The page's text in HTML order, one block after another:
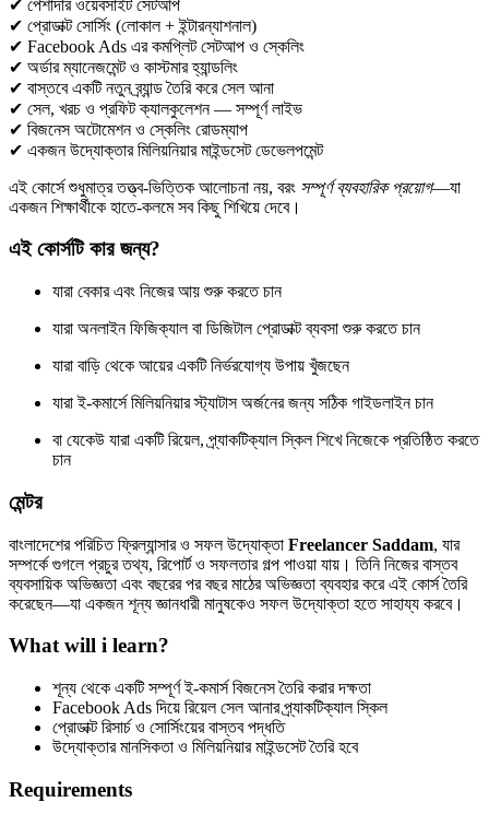
✔ পেশাদার ওয়েবসাইট সেটআপ
✔ প্রোডাক্ট সোর্সিং (লোকাল + ইন্টারন্যাশনাল)
✔ Facebook Ads এর কমপ্লিট সেটআপ ও স্কেলিং
✔ অর্ডার ম্যানেজমেন্ট ও কাস্টমার হ্যান্ডলিং
✔ বাস্তবে একটি নতুন ব্র্যান্ড তৈরি করে সেল আনা
✔ সেল, খরচ ও প্রফিট ক্যালকুলেশন — সম্পূর্ণ লাইভ
✔ বিজনেস অটোমেশন ও স্কেলিং রোডম্যাপ
✔ একজন উদ্যোক্তার মিলিয়নিয়ার মাইন্ডসেট ডেভেলপমেন্ট
এই কোর্সে শুধুমাত্র তত্ত্ব-ভিত্তিক আলোচনা নয়, বরং সম্পূর্ণ ব্যবহারিক প্রয়োগ—যা
একজন শিক্ষার্থীকে হাতে-কলমে সব কিছু শিখিয়ে দেবে।
এই কোর্সটি কার জন্য?
যারা বেকার এবং নিজের আয় শুরু করতে চান
যারা অনলাইন ফিজিক্যাল বা ডিজিটাল প্রোডাক্ট ব্যবসা শুরু করতে চান
যারা বাড়ি থেকে আয়ের একটি নির্ভরযোগ্য উপায় খুঁজছেন
যারা ই-কমার্সে মিলিয়নিয়ার স্ট্যাটাস অর্জনের জন্য সঠিক গাইডলাইন চান
বা যেকেউ যারা একটি রিয়েল, প্র্যাকটিক্যাল স্কিল শিখে নিজেকে প্রতিষ্ঠিত করতে
চান
মেন্টর
বাংলাদেশের পরিচিত ফ্রিল্যান্সার ও সফল উদ্যোক্তা Freelancer Saddam, যার
সম্পর্কে গুগলে প্রচুর তথ্য, রিপোর্ট ও সফলতার গল্প পাওয়া যায়। তিনি নিজের বাস্তব
ব্যবসায়িক অভিজ্ঞতা এবং বছরের পর বছর মাঠের অভিজ্ঞতা ব্যবহার করে এই কোর্স তৈরি
করেছেন—যা একজন শূন্য জ্ঞানধারী মানুষকেও সফল উদ্যোক্তা হতে সাহায্য করবে।
What will i learn?
শূন্য থেকে একটি সম্পূর্ণ ই-কমার্স বিজনেস তৈরি করার দক্ষতা
Facebook Ads দিয়ে রিয়েল সেল আনার প্র্যাকটিক্যাল স্কিল
প্রোডাক্ট রিসার্চ ও সোর্সিংয়ের বাস্তব পদ্ধতি
উদ্যোক্তার মানসিকতা ও মিলিয়নিয়ার মাইন্ডসেট তৈরি হবে
Requirements